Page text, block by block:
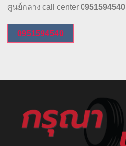
ศูนย์กลาง call center 0951594540
0951594540